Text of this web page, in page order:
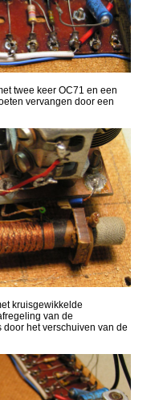
twee keer OC71 en een
vervangen door een
kruisgewikkelde
van de
het verschuiven van de